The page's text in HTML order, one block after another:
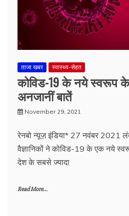
ताजा खबर स्वास्थ्य-सेहत
कोविड-19 के नये स्वरूप के
अनजानीं बातें
November 29, 2021
रेनबो न्यूज़ इंडिया* 27 नवंबर 2021
वैज्ञानिकों ने कोविड-19 के एक नये
देश के सबसे ज्यादा
Read More...